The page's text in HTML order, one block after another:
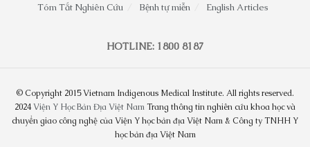
Tóm Tắt Nghiên Cứu
Bệnh tự miễn English Articles
HOTLINE: 1800 8187
© Copyright 2015 Vietnam Indigenous Medical Institute. All rights reserved.
2024Viện Y Học Bản Địa Việt NamTrang thông tin nghiên cứu khoa học và
chuyển giao công nghệ của Viện Y học bản địa Việt Nam & Công ty TNHH Y
học bản địa Việt Nam